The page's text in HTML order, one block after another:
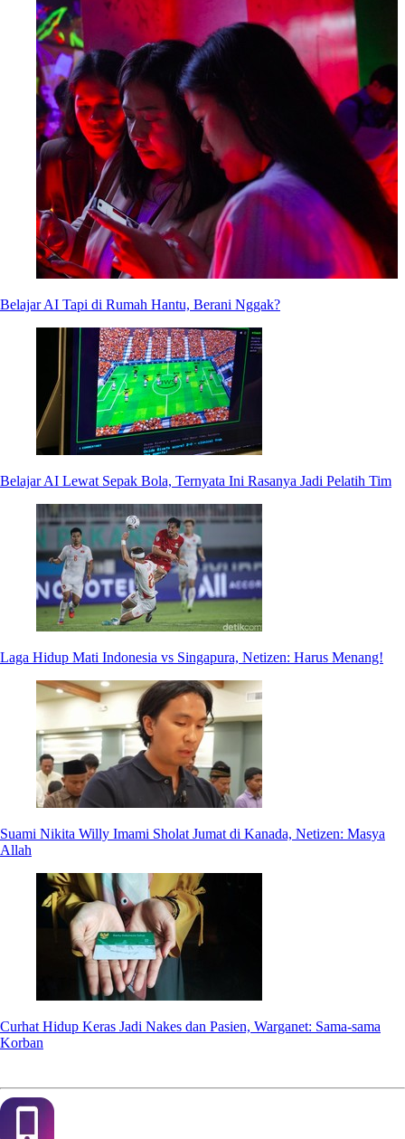
Belajar AI Tapi di Rumah Hantu, Berani Nggak?
Belajar AI Lewat Sepak Bola, Ternyata Ini Rasanya Jadi Pelatih Tim
Laga Hidup Mati Indonesia vs Singapura, Netizen: Harus Menang!
Suami Nikita Willy Imami Sholat Jumat di Kanada, Netizen: Masya
Allah
Curhat Hidup Keras Jadi Nakes dan Pasien, Warganet: Sama-sama
Korban